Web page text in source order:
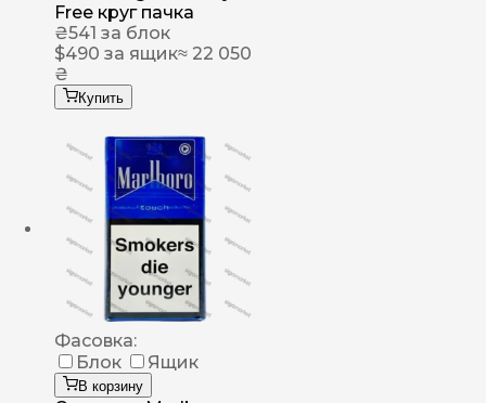
Free круг пачка
₴541 за блок
$490 за ящик≈ 22 050
₴
Купить
Фасовка:
Блок
Ящик
В корзину